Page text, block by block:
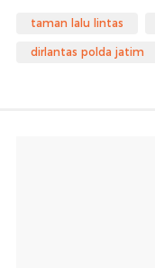
taman lalu lintas
dirlantas polda jatim